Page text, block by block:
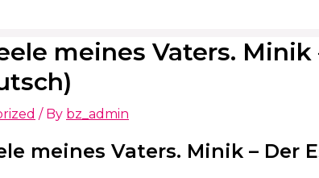
meines Vaters.
/ By bz_admin
meines Vaters. Minik – Der